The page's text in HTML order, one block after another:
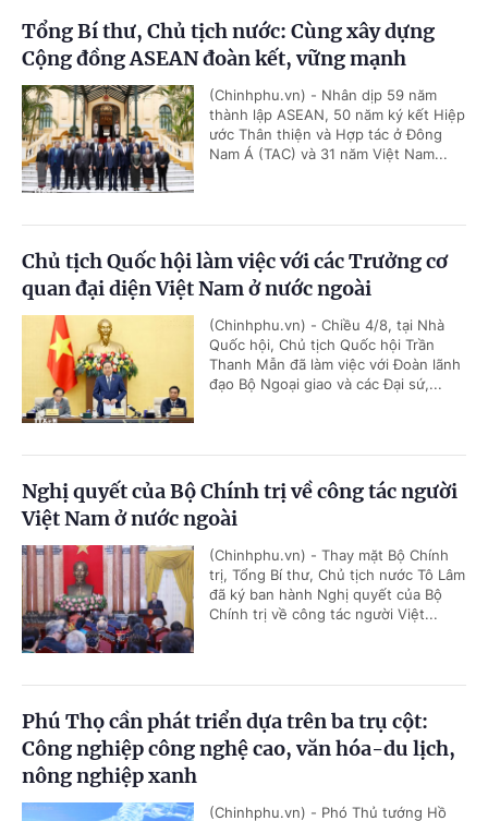
Tổng Bí thư, Chủ tịch nước: Cùng xây dựng
Cộng đồng ASEAN đoàn kết, vững mạnh
(Chinhphu.vn) - Nhân dịp 59 năm
thành lập ASEAN, 50 năm ký kết Hiệp
ước Thân thiện và Hợp tác ở Đông
Nam Á (TAC) và 31 năm Việt Nam...
Chủ tịch Quốc hội làm việc với các Trưởng cơ
quan đại diện Việt Nam ở nước ngoài
(Chinhphu.vn) - Chiều 4/8, tại Nhà
Quốc hội, Chủ tịch Quốc hội Trần
Thanh Mẫn đã làm việc với Đoàn lãnh
đạo Bộ Ngoại giao và các Đại sứ,...
Nghị quyết của Bộ Chính trị về công tác người
Việt Nam ở nước ngoài
(Chinhphu.vn) - Thay mặt Bộ Chính
trị, Tổng Bí thư, Chủ tịch nước Tô Lâm
đã ký ban hành Nghị quyết của Bộ
Chính trị về công tác người Việt...
Phú Thọ cần phát triển dựa trên ba trụ cột:
Công nghiệp công nghệ cao, văn hóa-du lịch,
nông nghiệp xanh
(Chinhphu.vn) - Phó Thủ tướng Hồ